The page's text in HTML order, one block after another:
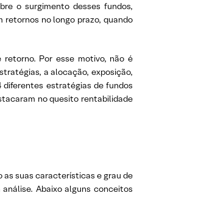
o surgimento desses fundos,
retornos no longo prazo, quando
Por esse motivo, não é
a alocação, exposição,
estratégias de fundos
no quesito rentabilidade
as suas características e grau de
Abaixo alguns conceitos